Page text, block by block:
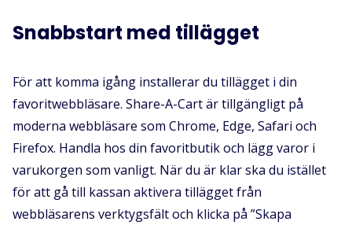
Snabbstart med tillägget
För att komma igång installerar du tillägget i din
favoritwebbläsare. Share-A-Cart är tillgängligt på
moderna webbläsare som Chrome, Edge, Safari och
Firefox. Handla hos din favoritbutik och lägg varor i
varukorgen som vanligt. När du är klar ska du istället
för att gå till kassan aktivera tillägget från
webbläsarens verktygsfält och klicka på ”Skapa